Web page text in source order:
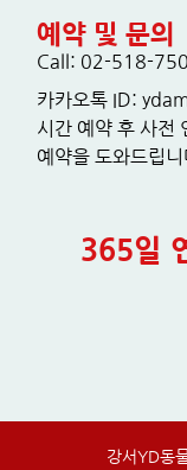
예약 및 문의
Call: 02-518-
카카오톡 ID:
시간 예약 후 사전
예약을 도와드립니
365일
강서YD동